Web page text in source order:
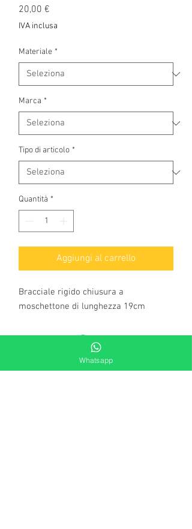
20,00 €
IVA inclusa
Materiale *
Marca *
Tipo di articolo *
Quantità *
Aggiungi al carrello
Bracciale rigido chiusura a
moschettone di lunghezza 19cm
Whatsapp